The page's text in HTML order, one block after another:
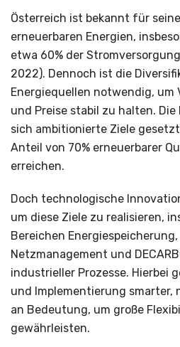
Österreich ist bekannt für
erneuerbaren Energien,
etwa 60% der
2022). Dennoch ist die
Energiequellen notwendig, um
und Preise stabil zu halten.
sich ambitionierte Ziele
Anteil von 70% erneuerbarer
erreichen.
Doch technologische
um diese Ziele zu realisieren,
Bereichen
Netzmanagement und
industrieller Prozesse. Hierbei
und Implementierung smarter,
an Bedeutung, um große
gewährleisten.